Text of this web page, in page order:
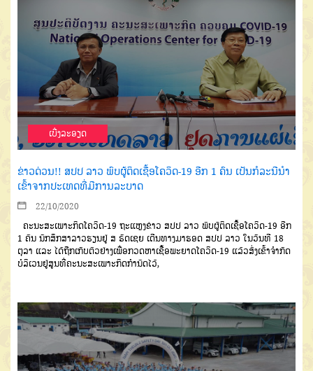
ເບີ່ງລະອຽດ
ຂ່າວດ່ວນ!! ສປປ ລາວ ພົບຜູ້ຕິດເຊື້ອໂຄວິດ-19 ອີກ 1 ຄົນ ເປັນກໍລະນີນຳ
ເຂົ້າຈາກປະເທດທີ່ມີການລະບາດ
22/10/2020
ຄະນະສະເພາະກິດໂຄວິດ-19 ຖະແຫຼງຂ່າວ ສປປ ລາວ ພົບຜູ້ຕິດເຊື້ອໂຄວິດ-19 ອີກ
1 ຄົນ ນັກສຶກສາລາວຮຽນຢູ່ ສ ຣັດເຊຍ ເດີນທາງມາຮອດ ສປປ ລາວ ໃນວັນທີ 18
ຕຸລາ ແລະ ໄດ້ຖືກເກັບຕົວຢ່າງເພື່ອກວດຫາເຊື້ອພະຍາດໂຄວິດ-19 ແລ້ວສົ່ງເຂົ້າຈຳກັດ
ບໍລິເວນຢູ່ສູນທີ່ຄະນະສະເພາະກິດກຳນົດໄວ້,